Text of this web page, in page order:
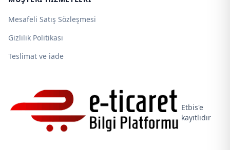
Mesafeli Satış Sözleşmesi
Gizlilik Politikası
Teslimat ve iade
Etbis'e
kayıtlıdır